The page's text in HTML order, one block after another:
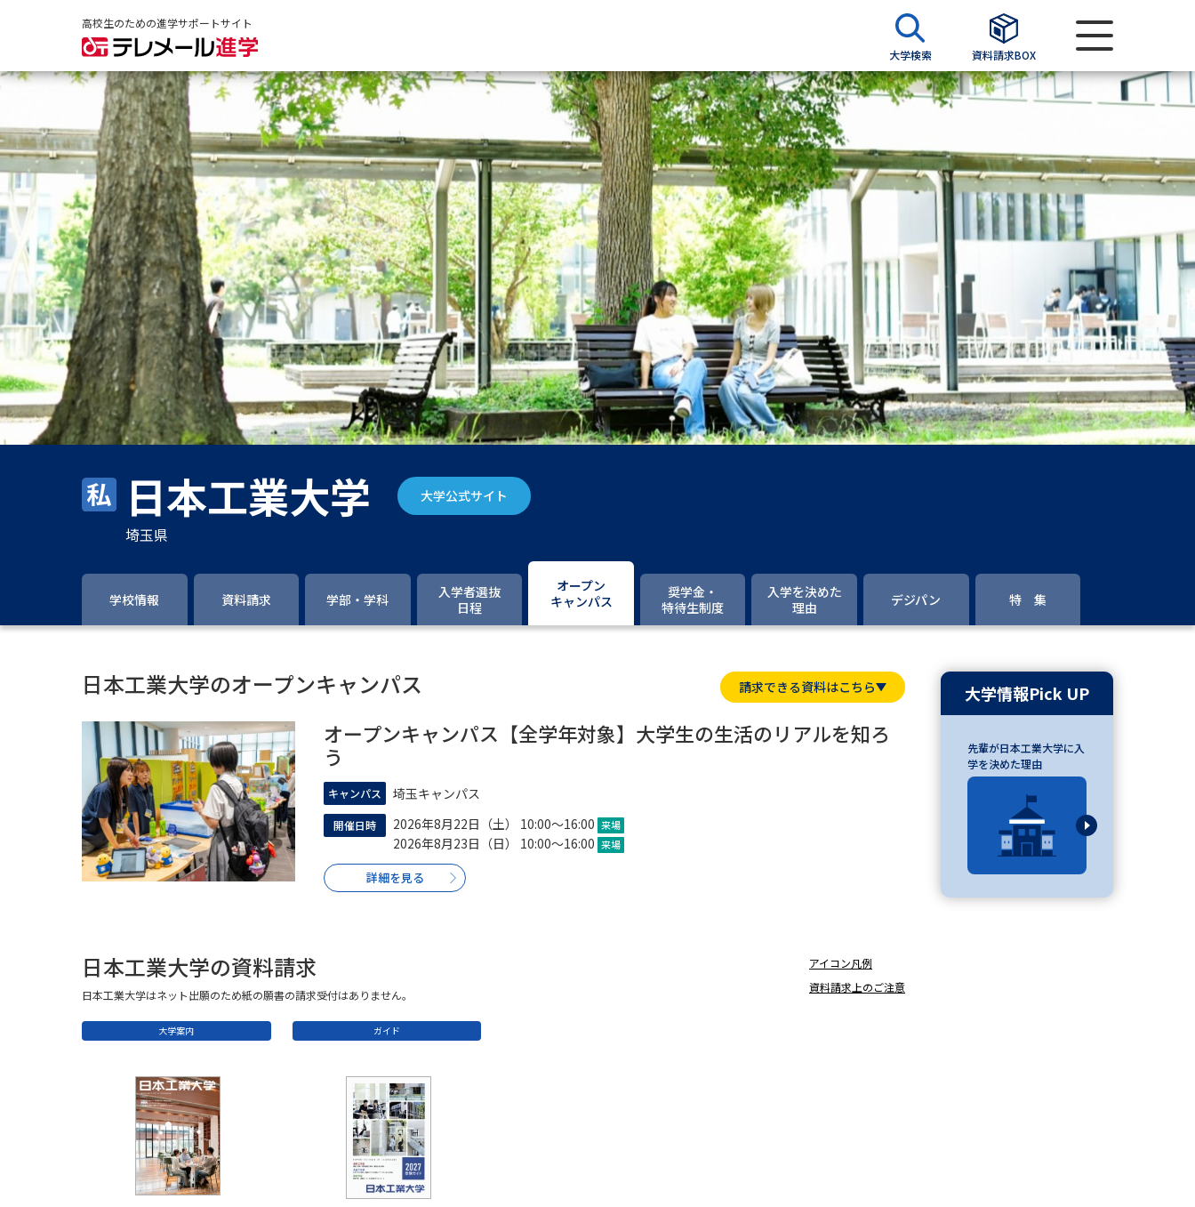
高校生のための進学サポートサイト
大学検索 資料請求BOX
資料請求 資料検索
大学・短大の資料種類から請求
大学パンフ
学部・学科パンフ
総合型選抜・学校推薦型選抜 募集要項＆願書
大学入学共通テスト利用選抜の募集要項＆願書
過去問題集
大学・短大以外の資料から請求
専門学校の資料請求 大学院の資料請求
留学・進学関連、塾・予備校
大学入学共通テスト「受験案内」の請求
大学入学共通テスト「受験上の配慮案内」の請求
高等学校卒業程度認定試験
大学研究 大学検索
新増設大学・学部・学科特集
国際・グローバルに強い大学特集
データサイエンス特集
奨学金・特待生制度特集
デジタルパンフレット
SELFBRAND特集ページ
日本工業大学 大学公式サイト
埼玉県
学校情報 資料請求 学部・学科
入学者選抜
日程
オープン
キャンパス
奨学金・
特待生制度
入学を決めた
理由
デジパン 特 集
日本工業大学のオープンキャンパス 請求できる資料はこちら
オープンキャンパス【全学年対象】大学生の生活のリアルを知ろ
う
キャンパス 埼玉キャンパス
開催日時 2026年8月22日（土） 10:00～16:00 来場
2026年8月23日（日） 10:00～16:00 来場
詳細を見る
日本工業大学の資料請求
日本工業大学はネット出願のため紙の願書の請求受付はありません。
アイコン凡例
資料請求上のご注意
大学案内 ガイド
大学情報Pick UP
先輩が日本工業大学に入
学を決めた理由